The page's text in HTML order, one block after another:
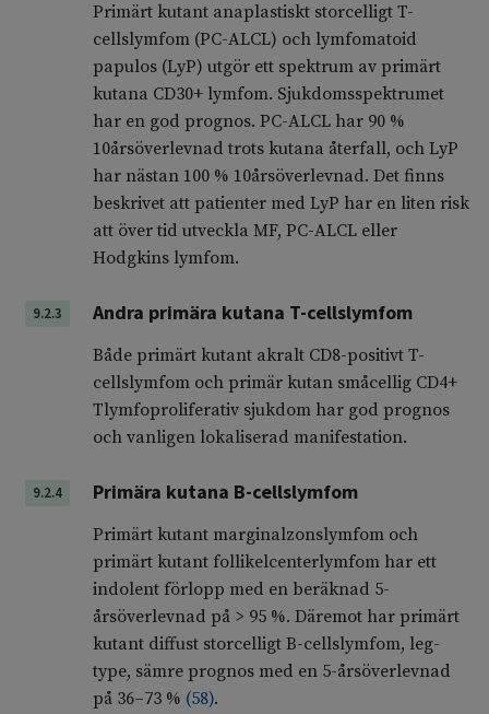
Primärt kutant anaplastiskt storcelligt T-
cellslymfom (PC-ALCL) och lymfomatoid
papulos (LyP) utgör ett spektrum av primärt
kutana CD30+ lymfom. Sjukdomsspektrumet
har en god prognos. PC-ALCL har 90 %
10årsöverlevnad trots kutana återfall, och LyP
har nästan 100 % 10årsöverlevnad. Det finns
beskrivet att patienter med LyP har en liten risk
att över tid utveckla MF, PC-ALCL eller
Hodgkins lymfom.
9.2.3 Andra primära kutana T-cellslymfom
Både primärt kutant akralt CD8-positivt T-
cellslymfom och primär kutan småcellig CD4+
Tlymfoproliferativ sjukdom har god prognos
och vanligen lokaliserad manifestation.
9.2.4 Primära kutana B-cellslymfom
Primärt kutant marginalzonslymfom och
primärt kutant follikelcenterlymfom har ett
indolent förlopp med en beräknad 5-
årsöverlevnad på > 95 %. Däremot har primärt
kutant diffust storcelligt B-cellslymfom, leg-
type, sämre prognos med en 5-årsöverlevnad
på 36–73 % (58).